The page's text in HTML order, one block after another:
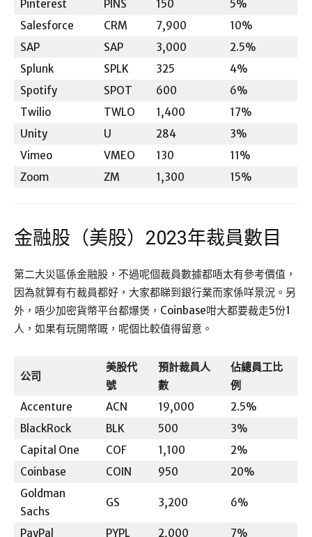
Pinterest
PINS 150
5%
Salesforce
CRM 7,900
10%
SAP
SAP 3,000
2.5%
Splunk
SPLK 325
4%
Spotify
SPOT 600
6%
Twilio
TWLO 1,400
17%
Unity
U 284
3%
Vimeo
VMEO 130
11%
Zoom
ZM 1,300 15%
金融股（美股）2023年裁員數目
第二大災區係金融股，不過呢個裁員數據都唔太有參考價值，
因為就算有冇裁員都好，大家都睇到銀行業而家係咩景況。另
外，唔少加密貨幣平台都爆煲，Coinbase咁大都要裁走5份1
人，如果有玩開幣嘅，呢個比較值得留意。
公司
美股代
號
預計裁員人
數
佔總員工比
例
Accenture
ACN 19,000
2.5%
BlackRock
BLK 500
3%
Capital One
COF 1,100
2%
Coinbase
COIN 950
20%
Goldman
Sachs
GS 3,200 6%
PayPal PYPL 2,000 7%